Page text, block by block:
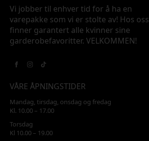
Vi jobber til enhver tid for å ha en
varepakke som vi er stolte av! Hos oss
finner garantert alle kvinner sine
garderobefavoritter. VELKOMMEN!
VÅRE ÅPNINGSTIDER
Mandag, tirsdag, onsdag og fredag
Kl. 10.00 – 17.00
Torsdag
Kl 10.00 – 19.00